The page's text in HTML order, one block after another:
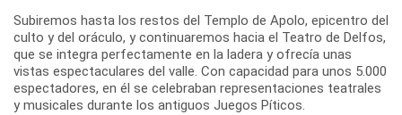
Subiremos hasta los restos del Templo de Apolo, epicentro del
culto y del oráculo, y continuaremos hacia el Teatro de Delfos,
que se integra perfectamente en la ladera y ofrecía unas
vistas espectaculares del valle. Con capacidad para unos 5.000
espectadores, en él se celebraban representaciones teatrales
y musicales durante los antiguos Juegos Píticos.